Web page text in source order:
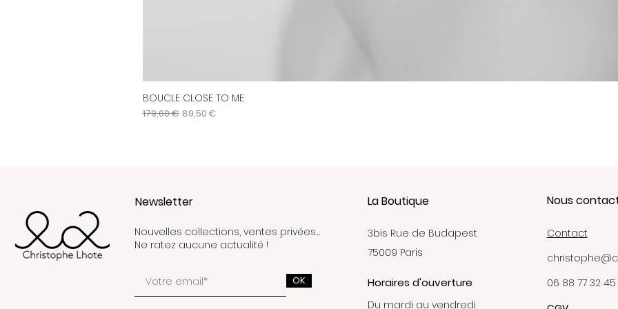
BOUCLE CLOSE TO ME
Prix original
179,00 € Prix promotionnel
89,50 €
Newsletter La Boutique
Nouvelles collections, ventes privées….
Ne ratez aucune actualité !
OK
3bis Rue de Budapest
75009 Paris
Horaires d'ouverture
Du mardi au vendredi
Nous
Contact
06 88 77 32 45